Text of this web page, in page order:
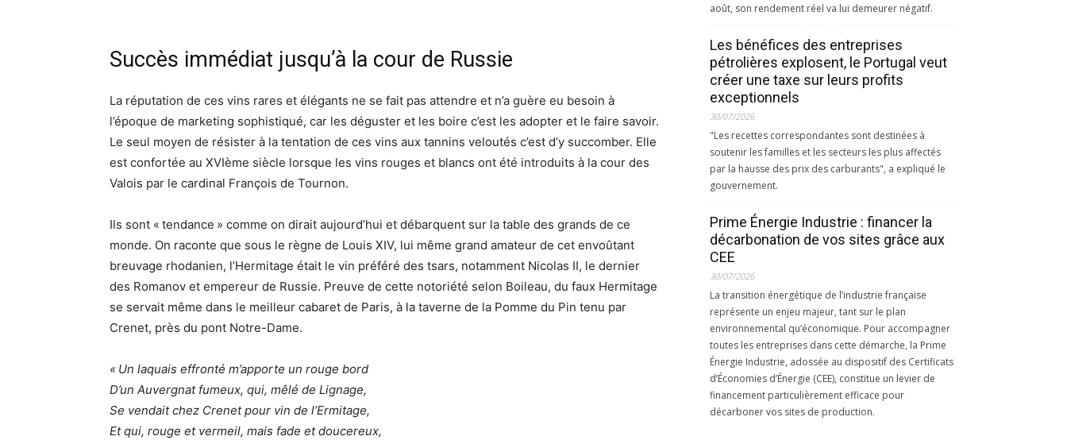
Succès immédiat jusqu’à la cour de Russie
La réputation de ces vins rares et élégants ne se fait pas attendre et n’a guère eu besoin à
l’époque de marketing sophistiqué, car les déguster et les boire c’est les adopter et le faire savoir.
Le seul moyen de résister à la tentation de ces vins aux tannins veloutés c’est d’y succomber. Elle
est confortée au XVIème siècle lorsque les vins rouges et blancs ont été introduits à la cour des
Valois par le cardinal François de Tournon.
Ils sont « tendance » comme on dirait aujourd’hui et débarquent sur la table des grands de ce
monde. On raconte que sous le règne de Louis XIV, lui même grand amateur de cet envoûtant
breuvage rhodanien, l’Hermitage était le vin préféré des tsars, notamment Nicolas II, le dernier
des Romanov et empereur de Russie. Preuve de cette notoriété selon Boileau, du faux Hermitage
se servait même dans le meilleur cabaret de Paris, à la taverne de la Pomme du Pin tenu par
Crenet, près du pont Notre-Dame.
« Un laquais effronté m’apporte un rouge bord
D’un Auvergnat fumeux, qui, mêlé de Lignage,
Se vendait chez Crenet pour vin de l’Ermitage,
Et qui, rouge et vermeil, mais fade et doucereux,
août, son rendement réel va lui demeurer négatif.
Les bénéfices des entreprises
pétrolières explosent, le Portugal veut
créer une taxe sur leurs profits
exceptionnels
30/07/2026
"Les recettes correspondantes sont destinées à
soutenir les familles et les secteurs les plus affectés
par la hausse des prix des carburants", a expliqué le
gouvernement.
Prime Énergie Industrie : financer la
décarbonation de vos sites grâce aux
CEE
30/07/2026
La transition énergétique de l’industrie française
représente un enjeu majeur, tant sur le plan
environnemental qu’économique. Pour accompagner
toutes les entreprises dans cette démarche, la Prime
Énergie Industrie, adossée au dispositif des Certificats
d’Économies d’Énergie (CEE), constitue un levier de
financement particulièrement efficace pour
décarboner vos sites de production.